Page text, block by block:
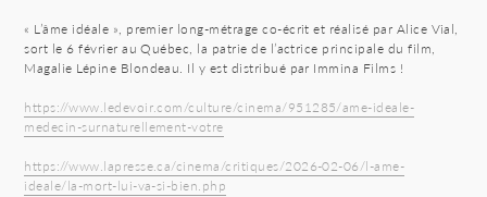
« L’âme idéale », premier long-métrage co-écrit et réalisé par Alice Vial,
sort le 6 février au Québec, la patrie de l’actrice principale du film,
Magalie Lépine Blondeau. Il y est distribué par Immina Films !
https://www.ledevoir.com/culture/cinema/951285/ame-ideale-
medecin-surnaturellement-votre
https://www.lapresse.ca/cinema/critiques/2026-02-06/l-ame-
ideale/la-mort-lui-va-si-bien.php